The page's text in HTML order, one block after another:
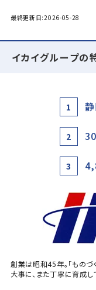
最終更新日:2026-05-28
イカイグループの
1
2
3
創業は昭和45年。「ものづ
大事に、また丁寧に育成し